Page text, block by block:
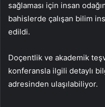
sağlaması için insan
bahislerde çalışan bilim
edildi.
Doçentlik ve akademik
konferansla ilgili detaylı
adresinden ulaşılabiliyor.